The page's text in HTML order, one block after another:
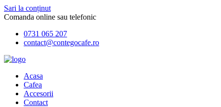
Sari la conținut
Comanda online sau telefonic
0731 065 207
contact@contegocafe.ro
Acasa
Cafea
Accesorii
Contact